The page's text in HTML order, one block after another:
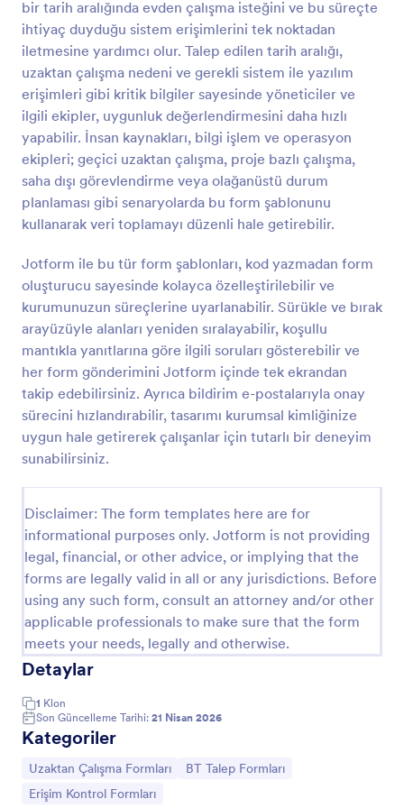
bir tarih aralığında evden çalışma isteğini ve bu süreçte
ihtiyaç duyduğu sistem erişimlerini tek noktadan
iletmesine yardımcı olur. Talep edilen tarih aralığı,
uzaktan çalışma nedeni ve gerekli sistem ile yazılım
erişimleri gibi kritik bilgiler sayesinde yöneticiler ve
ilgili ekipler, uygunluk değerlendirmesini daha hızlı
yapabilir. İnsan kaynakları, bilgi işlem ve operasyon
ekipleri; geçici uzaktan çalışma, proje bazlı çalışma,
saha dışı görevlendirme veya olağanüstü durum
planlaması gibi senaryolarda bu form şablonunu
kullanarak veri toplamayı düzenli hale getirebilir.
Jotform ile bu tür form şablonları, kod yazmadan form
oluşturucu sayesinde kolayca özelleştirilebilir ve
kurumunuzun süreçlerine uyarlanabilir. Sürükle ve bırak
arayüzüyle alanları yeniden sıralayabilir, koşullu
mantıkla yanıtlarına göre ilgili soruları gösterebilir ve
her form gönderimini Jotform içinde tek ekrandan
takip edebilirsiniz. Ayrıca bildirim e-postalarıyla onay
sürecini hızlandırabilir, tasarımı kurumsal kimliğinize
uygun hale getirerek çalışanlar için tutarlı bir deneyim
sunabilirsiniz.
Disclaimer: The form templates here are for
informational purposes only. Jotform is not providing
legal, financial, or other advice, or implying that the
forms are legally valid in all or any jurisdictions. Before
using any such form, consult an attorney and/or other
applicable professionals to make sure that the form
meets your needs, legally and otherwise.
Detaylar
1 Klon
Son Güncelleme Tarihi: 21 Nisan 2026
Kategoriler
Kategoriye git:
Uzaktan Çalışma Formları Kategoriye git:
BT Talep Formları
Kategoriye git:
Erişim Kontrol Formları
online yanıt almaya başlamak için şirketinizin web
sitesine yerleştirebilir veya doğrudan çalışanlarınızla
paylaşabilirsiniz. Çalışanlar formu herhangi bir
cihazdan doldurabilir ve gönderiler Jotform
hesabınızda güvenli bir şekilde saklanır. Sektörünüzle
ilgili sorular dahil olmak üzere logonuzu ekleyerek,
hatta sürükle ve bırak Form Oluşturucumuz ile
kişiselleştirilmiş bir dokunuş için şablonun renklerini
değiştirerek bu Vardiya Kaydı Düzenleme Formunu
işletmenize uygun hale getirebilirsiniz! Ayrıca
Google E-Tablolar, Dropbox veya Google Drive gibi
halihazırda kullanmakta olduğunuz diğer hesaplara
verdiğiniz yanıtları senkronize etmek istiyorsanız,
entegrasyonuyla otomatik olarak yapın. Vardiya
düzenleme ayarlama isteklerini online ve sorunsuz
bir şekilde toplayarak, devamlı e-postalara veya
telefon görüşmelerine gerek kalmadan çalışanların
kolay bir şekilde düzenleme yapmasını
sağlayabilirsiniz.
Önizleme
Yazılım Hatası Takip Formu
Yazılım hatalarını takip etmek için bir form mu
için harika bir hata toplama aracıdır. Hatayı,
tarayıcıyı, kullanılan işletim sistemini ve sorunun nasıl
çözülmesi gerektiğine ilişkin bilgiler verir. Kullanıcılar
bu hata takip formunu kullanarak hatayla ilgili bir
ekran görüntüsü de yükleyebilirler.
Go to Category:
Uzaktan Çalışma Formları
Şablon Kullan
Önizleme